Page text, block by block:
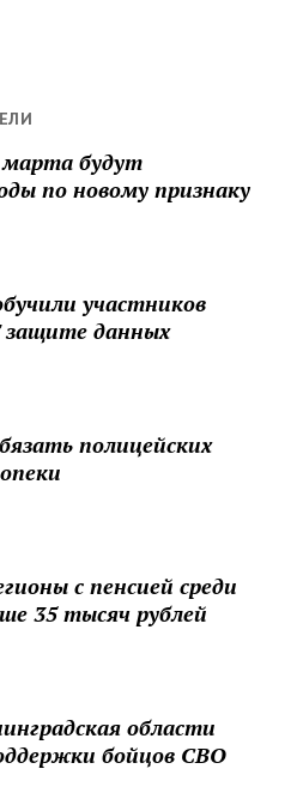
марта будут
по новому признаку
участников
данных
полицейских
с пенсией среди
35 тысяч рублей
области
бойцов СВО